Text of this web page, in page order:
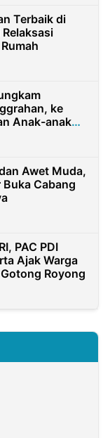
Terbaik di
ke
Anak-anak
Awet Muda,
Buka Cabang
PAC PDI
Ajak Warga
Royong